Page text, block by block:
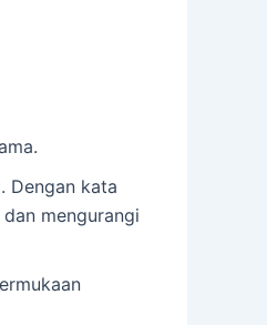
Dengan kata
mengurangi